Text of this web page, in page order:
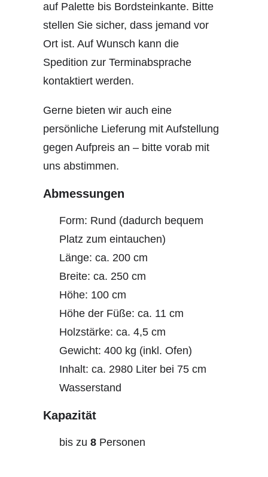
auf Palette bis Bordsteinkante. Bitte
stellen Sie sicher, dass jemand vor
Ort ist. Auf Wunsch kann die
Spedition zur Terminabsprache
kontaktiert werden.
Gerne bieten wir auch eine
persönliche Lieferung mit Aufstellung
gegen Aufpreis an – bitte vorab mit
uns abstimmen.
Abmessungen
Form: Rund (dadurch bequem
Platz zum eintauchen)
Länge: ca. 200 cm
Breite: ca. 250 cm
Höhe: 100 cm
Höhe der Füße: ca. 11 cm
Holzstärke: ca. 4,5 cm
Gewicht: 400 kg (inkl. Ofen)
Inhalt: ca. 2980 Liter bei 75 cm
Wasserstand
Kapazität
bis zu 8 Personen